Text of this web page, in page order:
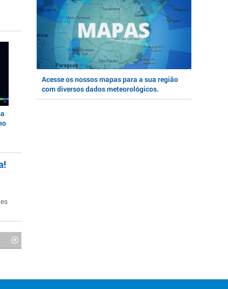
Acesse os nossos mapas para a sua região
com diversos dados meteorológicos.